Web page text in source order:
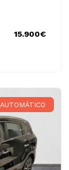
15.900€
AUTOMÁTICO